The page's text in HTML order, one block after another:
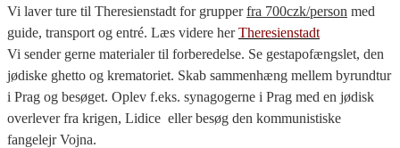
Vi laver ture til Theresienstadt for grupperfra 700czk/person med
guide, transport og entré. Læs videre herTheresienstadt
Vi sender gerne materialer til forberedelse. Se gestapofængslet, den
jødiske ghetto og krematoriet. Skab sammenhæng mellem byrundtur
i Prag og besøget. Oplev f.eks. synagogerne i Prag med en jødisk
overlever fra krigen, Lidice eller besøg den kommunistiske
fangelejr Vojna.